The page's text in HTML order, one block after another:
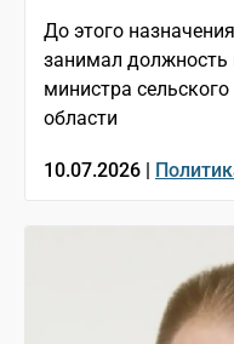
До этого
занимал должность
министра
области
10.07.2026 |